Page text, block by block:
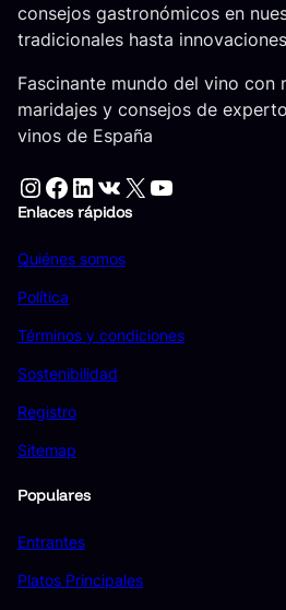
consejos gastronómicos en
tradicionales hasta
Fascinante mundo del vino con
maridajes y consejos de
vinos de España
Instagram Facebook LinkedIn VK X YouTube
Enlaces rápidos
Quiénes somos
Política
Términos y condiciones
Sostenibilidad
Registro
Sitemap
Populares
Entrantes
Platos Principales